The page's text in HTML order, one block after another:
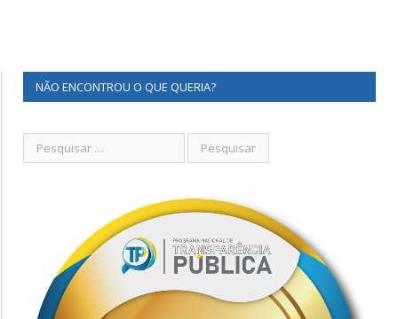
NÃO ENCONTROU O QUE QUERIA?